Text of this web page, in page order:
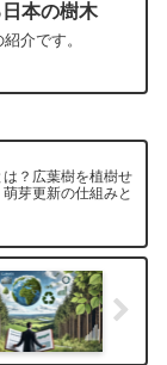
本の樹木
介です。
は？広葉樹を植樹せ
芽更新の仕組みと